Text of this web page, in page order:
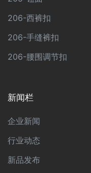
206-西裤扣
206-手缝裤扣
206-腰围调节扣
新闻栏
企业新闻
行业动态
新品发布